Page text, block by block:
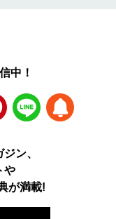
中！
LINE
ン、
や
が満載!